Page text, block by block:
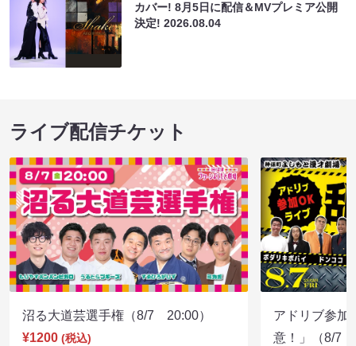
カバー! 8月5日に配信＆MVプレミア公開
決定!2026.08.04
ライブ配信チケット
沼る大道芸選手権（8/7 20:00）
¥1200 (税込)
アドリブ参加
意！」（8/7